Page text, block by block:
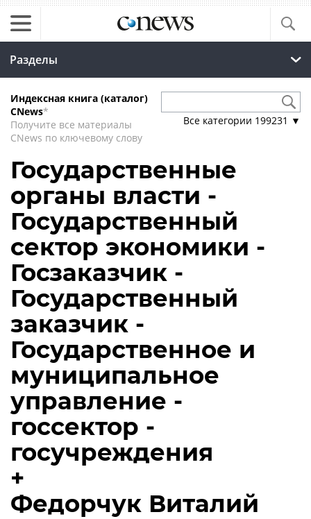
Разделы
Индексная книга (каталог)
CNews*
Получите все материалы
CNews по ключевому слову
Все категории 199231 ▼
Государственные
органы власти -
Государственный
сектор экономики -
Госзаказчик -
Государственный
заказчик -
Государственное и
муниципальное
управление -
госсектор -
госучреждения
+
Федорчук Виталий